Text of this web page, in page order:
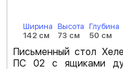
Ширина
142 см
Высота
73 см
Глубина
50 см
Письменный стол
ПС 02 с ящиками